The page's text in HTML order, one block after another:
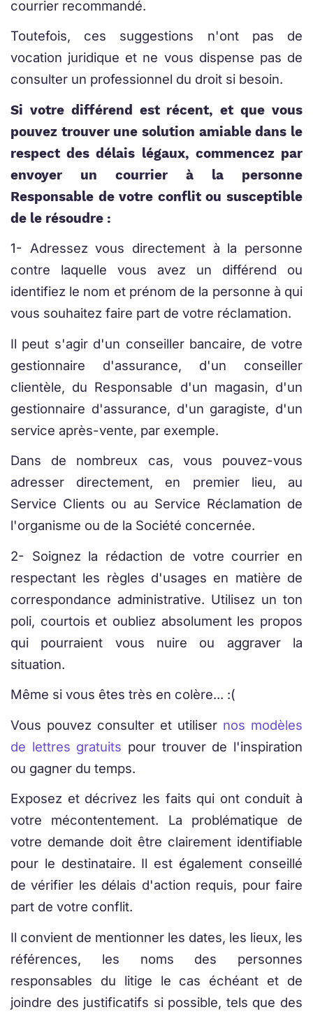
courrier recommandé.
Toutefois, ces suggestions n'ont pas de
vocation juridique et ne vous dispense pas de
consulter un professionnel du droit si besoin.
Si votre différend est récent, et que vous
pouvez trouver une solution amiable dans le
respect des délais légaux, commencez par
envoyer un courrier à la personne
Responsable de votre conflit ou susceptible
de le résoudre :
1- Adressez vous directement à la personne
contre laquelle vous avez un différend ou
identifiez le nom et prénom de la personne à qui
vous souhaitez faire part de votre réclamation.
Il peut s'agir d'un conseiller bancaire, de votre
gestionnaire d'assurance, d'un conseiller
clientèle, du Responsable d'un magasin, d'un
gestionnaire d'assurance, d'un garagiste, d'un
service après-vente, par exemple.
Dans de nombreux cas, vous pouvez-vous
adresser directement, en premier lieu, au
Service Clients ou au Service Réclamation de
l'organisme ou de la Société concernée.
2- Soignez la rédaction de votre courrier en
respectant les règles d'usages en matière de
correspondance administrative. Utilisez un ton
poli, courtois et oubliez absolument les propos
qui pourraient vous nuire ou aggraver la
situation.
Même si vous êtes très en colère... :(
Vous pouvez consulter et utiliser nos modèles
de lettres gratuits pour trouver de l'inspiration
ou gagner du temps.
Exposez et décrivez les faits qui ont conduit à
votre mécontentement. La problématique de
votre demande doit être clairement identifiable
pour le destinataire. Il est également conseillé
de vérifier les délais d'action requis, pour faire
part de votre conflit.
Il convient de mentionner les dates, les lieux, les
références, les noms des personnes
responsables du litige le cas échéant et de
joindre des justificatifs si possible, tels que des